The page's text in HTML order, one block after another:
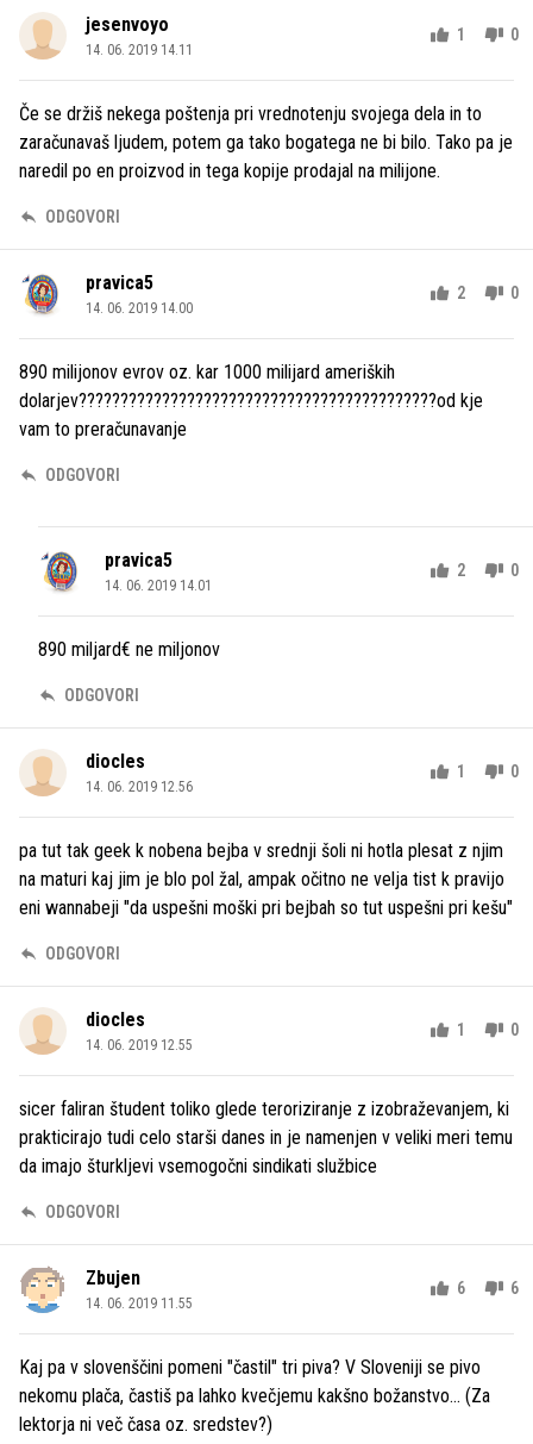
jesenvoyo
14. 06. 2019 14.11
1 0
Če se držiš nekega poštenja pri vrednotenju svojega dela in to
zaračunavaš ljudem, potem ga tako bogatega ne bi bilo. Tako pa je
naredil po en proizvod in tega kopije prodajal na milijone.
ODGOVORI
pravica5
14. 06. 2019 14.00
2 0
890 milijonov evrov oz. kar 1000 milijard ameriških
dolarjev???????????????????????????????????????????od kje
vam to preračunavanje
ODGOVORI
pravica5
14. 06. 2019 14.01
2 0
890 miljard€ ne miljonov
ODGOVORI
diocles
14. 06. 2019 12.56
1 0
pa tut tak geek k nobena bejba v srednji šoli ni hotla plesat z njim
na maturi kaj jim je blo pol žal, ampak očitno ne velja tist k pravijo
eni wannabeji "da uspešni moški pri bejbah so tut uspešni pri kešu"
ODGOVORI
diocles
14. 06. 2019 12.55
1 0
sicer faliran študent toliko glede teroriziranje z izobraževanjem, ki
prakticirajo tudi celo starši danes in je namenjen v veliki meri temu
da imajo šturkljevi vsemogočni sindikati službice
ODGOVORI
Zbujen
14. 06. 2019 11.55
6 6
Kaj pa v slovenščini pomeni "častil" tri piva? V Sloveniji se pivo
nekomu plača, častiš pa lahko kvečjemu kakšno božanstvo... (Za
lektorja ni več časa oz. sredstev?)